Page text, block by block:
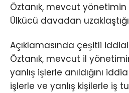
Öztanık, mevcut
Ülkücü davadan
Açıklamasında çeşitli
Öztanık, mevcut il
yanlış işlerle anıldığını
işlerle ve yanlış kişilerle iş